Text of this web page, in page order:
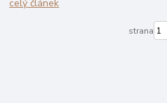
celý článek
strana